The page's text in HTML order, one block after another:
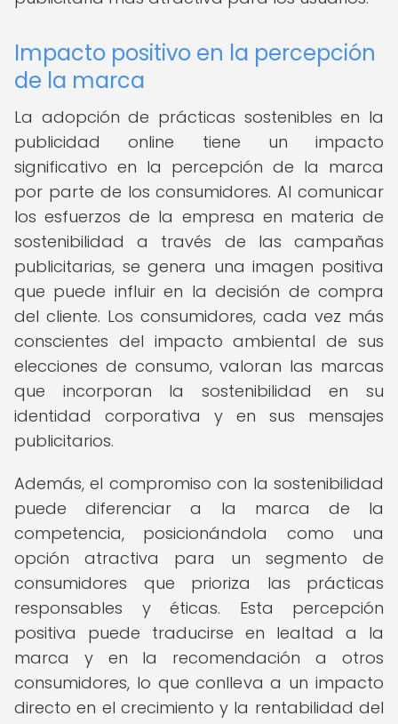
Impacto positivo en la percepción
de la marca
La adopción de prácticas sostenibles en la
publicidad online tiene un impacto
significativo en la percepción de la marca
por parte de los consumidores. Al comunicar
los esfuerzos de la empresa en materia de
sostenibilidad a través de las campañas
publicitarias, se genera una imagen positiva
que puede influir en la decisión de compra
del cliente. Los consumidores, cada vez más
conscientes del impacto ambiental de sus
elecciones de consumo, valoran las marcas
que incorporan la sostenibilidad en su
identidad corporativa y en sus mensajes
publicitarios.
Además, el compromiso con la sostenibilidad
puede diferenciar a la marca de la
competencia, posicionándola como una
opción atractiva para un segmento de
consumidores que prioriza las prácticas
responsables y éticas. Esta percepción
positiva puede traducirse en lealtad a la
marca y en la recomendación a otros
consumidores, lo que conlleva a un impacto
directo en el crecimiento y la rentabilidad del